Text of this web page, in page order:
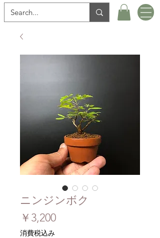
ニンジンボク
￥3,200価
消費税込み